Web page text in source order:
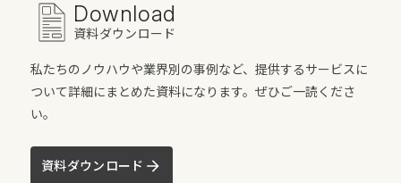
Download
資料ダウンロード
私たちのノウハウや業界別の事例など、提供するサービスに
ついて詳細にまとめた資料になります。ぜひご一読くださ
い。
資料ダウンロード